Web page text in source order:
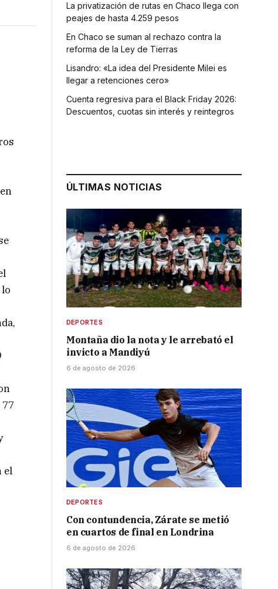
el
La privatización de rutas en Chaco llega con
peajes de hasta 4.259 pesos
En Chaco se suman al rechazo contra la
reforma de la Ley de Tierras
Lisandro: «La idea del Presidente Milei es
llegar a retenciones cero»
Cuenta regresiva para el Black Friday 2026:
Descuentos, cuotas sin interés y reintegros
ÚLTIMAS NOTICIAS
DEPORTES
Montaña dio la nota y le arrebató el
invicto a Mandiyú
6 de agosto de 2026
DEPORTES
Con contundencia, Zárate se metió
en cuartos de final en Londrina
6 de agosto de 2026